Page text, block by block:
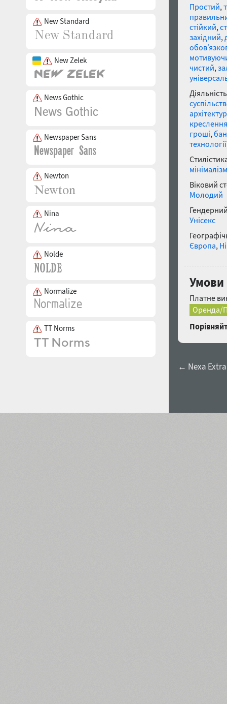
New Standard
New Zelek
News Gothic
Newspaper Sans
Newton
Nina
Nolde
Normalize
TT Norms
Простий,
стійкий,
західний,
чистий,
креслення
гроші,
технології
мінімалізм
Віковий
Молодий
Унісекс
Європа,
Умови
Платне
Оренда/
← Nexa